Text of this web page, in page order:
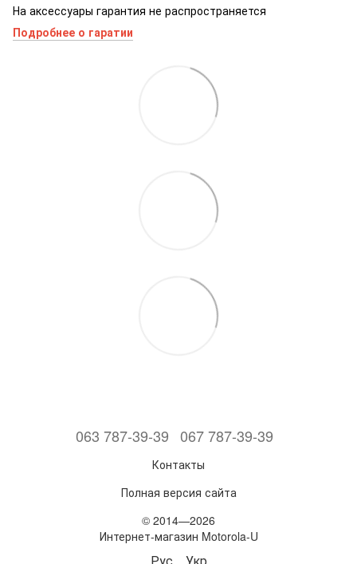
На аксессуары гарантия не распространяется
Подробнее о гаратии
063 787-39-39 067 787-39-39
Контакты
Полная версия сайта
© 2014—2026
Интернет-магазин Motorola-U